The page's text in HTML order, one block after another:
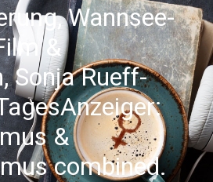
Wannsee-
&
Sonja Rueff-
&
combined.